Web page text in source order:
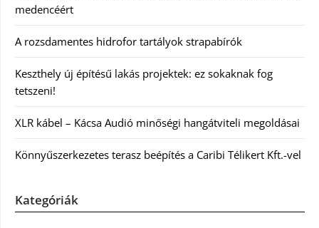
medencéért
A rozsdamentes hidrofor tartályok strapabírók
Keszthely új építésű lakás projektek: ez sokaknak fog
tetszeni!
XLR kábel – Kácsa Audió minőségi hangátviteli megoldásai
Könnyűszerkezetes terasz beépítés a Caribi Télikert Kft.-vel
Kategóriák